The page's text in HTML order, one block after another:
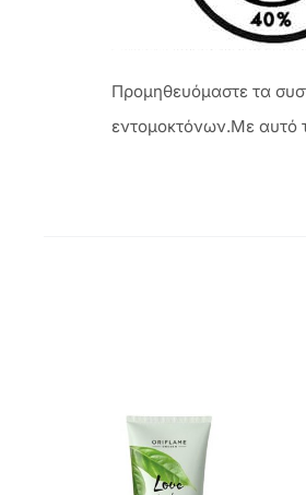
Προμηθευόμαστε τα
εντομοκτόνων.Με αυτό